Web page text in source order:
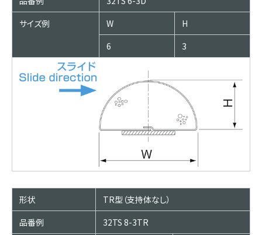
サイズ例
W
H
6
3
形状
TR型（支持体なし）
品番例
32TS 8-3TR